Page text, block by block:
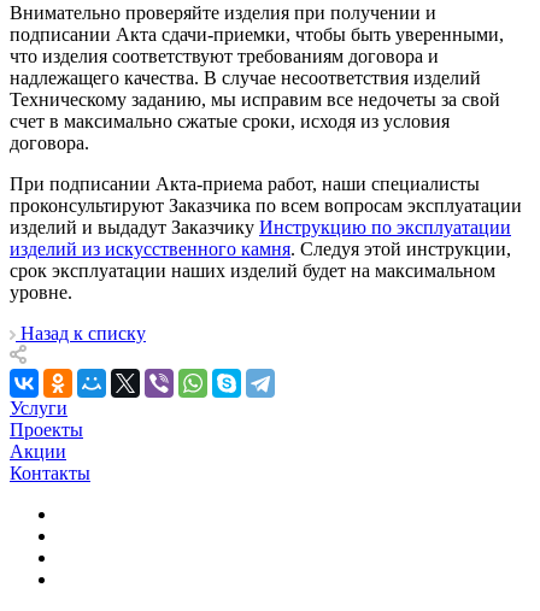
Внимательно проверяйте изделия при получении и
подписании Акта сдачи-приемки, чтобы быть уверенными,
что изделия соответствуют требованиям договора и
надлежащего качества. В случае несоответствия изделий
Техническому заданию, мы исправим все недочеты за свой
счет в максимально сжатые сроки, исходя из условия
договора.
При подписании Акта-приема работ, наши специалисты
проконсультируют Заказчика по всем вопросам эксплуатации
изделий и выдадут Заказчику Инструкцию по эксплуатации
изделий из искусственного камня. Следуя этой инструкции,
срок эксплуатации наших изделий будет на максимальном
уровне.
Назад к списку
Услуги
Проекты
Акции
Контакты